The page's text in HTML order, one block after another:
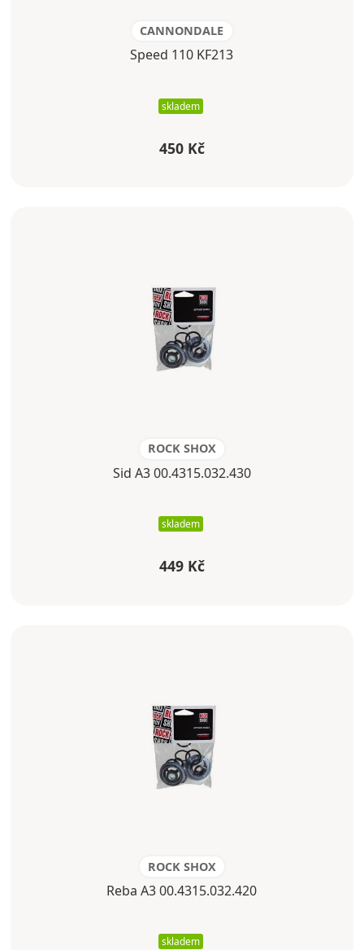
CANNONDALE
Speed 110 KF213
skladem
450 Kč
ROCK SHOX
Sid A3 00.4315.032.430
skladem
449 Kč
ROCK SHOX
Reba A3 00.4315.032.420
skladem